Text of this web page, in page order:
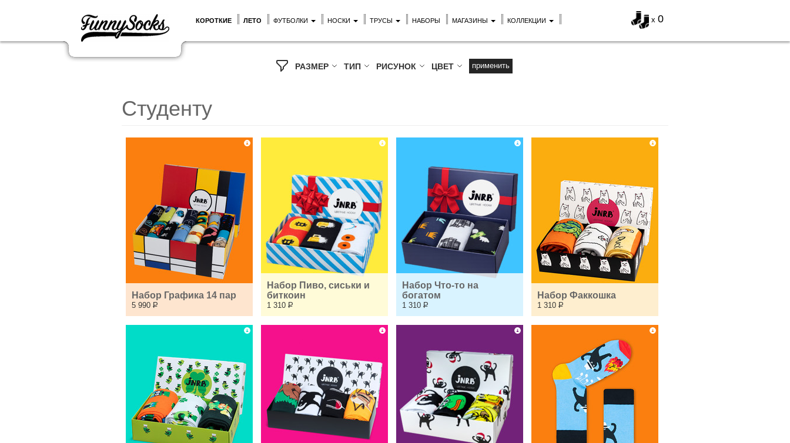
x 0
КОРОТКИЕ ЛЕТО ФУТБОЛКИ НОСКИ ТРУСЫ НАБОРЫ МАГАЗИНЫ КОЛЛЕКЦИИ
РАЗМЕР ТИП РИСУНОК ЦВЕТ применить
Студенту
Набор Графика 14 пар
5 990 Р
Набор Пиво, сиськи и
биткоин
1 310 Р
Набор Что-то на
богатом
1 310 Р
Набор Факкошка
1 310 Р